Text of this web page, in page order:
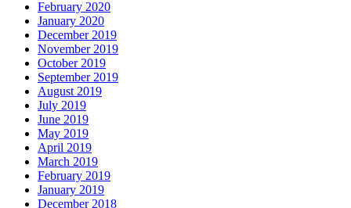
February 2020
January 2020
December 2019
November 2019
October 2019
September 2019
August 2019
July 2019
June 2019
May 2019
April 2019
March 2019
February 2019
January 2019
December 2018